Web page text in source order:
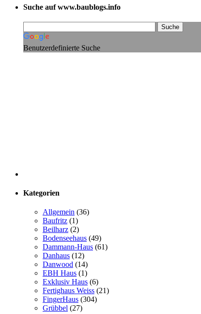
Suche auf www.baublogs.info
Benutzerdefinierte Suche
Kategorien
Allgemein (36)
Baufritz (1)
Beilharz (2)
Bodenseehaus (49)
Dammann-Haus (61)
Danhaus (12)
Danwood (14)
EBH Haus (1)
Exklusiv Haus (6)
Fertighaus Weiss (21)
FingerHaus (304)
Grübbel (27)